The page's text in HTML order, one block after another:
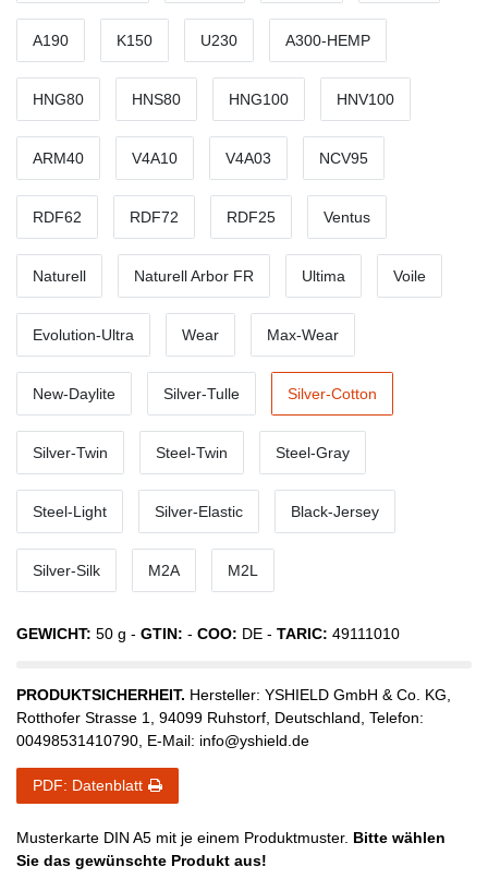
A190 K150 U230 A300-HEMP
HNG80 HNS80 HNG100 HNV100
ARM40 V4A10 V4A03 NCV95
RDF62 RDF72 RDF25 Ventus
Naturell Naturell Arbor FR Ultima Voile
Evolution-Ultra Wear Max-Wear
New-Daylite Silver-Tulle Silver-Cotton
Silver-Twin Steel-Twin Steel-Gray
Steel-Light Silver-Elastic Black-Jersey
Silver-Silk M2A M2L
GEWICHT: 50 g - GTIN: - COO: DE - TARIC: 49111010
PRODUKTSICHERHEIT. Hersteller: YSHIELD GmbH & Co. KG,
Rotthofer Strasse 1, 94099 Ruhstorf, Deutschland, Telefon:
00498531410790, E-Mail: info@yshield.de
PDF: Datenblatt
Musterkarte DIN A5 mit je einem Produktmuster. Bitte wählen
Sie das gewünschte Produkt aus!